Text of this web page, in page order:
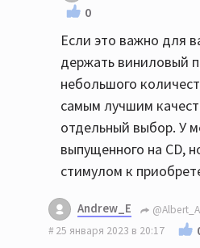
0
Если это важно для
держать виниловый
небольшого
самым лучшим
отдельный выбор. У
выпущенного на CD,
стимулом к
Andrew_E
25 января 2023 в 20:17